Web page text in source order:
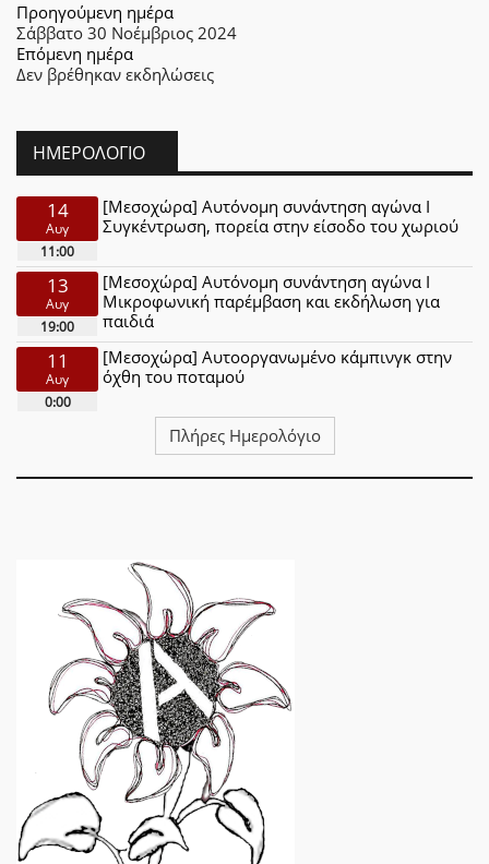
Προηγούμενη ημέρα
Σάββατο 30 Νοέμβριος 2024
Επόμενη ημέρα
Δεν βρέθηκαν εκδηλώσεις
ΗΜΕΡΟΛΌΓΙΟ
14
Αυγ
11:00
[Μεσοχώρα] Αυτόνομη συνάντηση αγώνα Ι
Συγκέντρωση, πορεία στην είσοδο του χωριού
13
Αυγ
19:00
[Μεσοχώρα] Αυτόνομη συνάντηση αγώνα Ι
Μικροφωνική παρέμβαση και εκδήλωση για
παιδιά
11
Αυγ
0:00
[Μεσοχώρα] Αυτοοργανωμένο κάμπινγκ στην
όχθη του ποταμού
Πλήρες Ημερολόγιο